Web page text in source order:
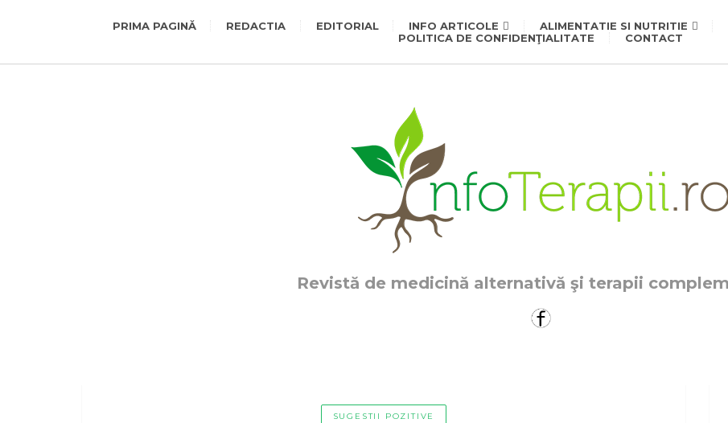
PRIMA PAGINĂ REDACTIA EDITORIAL INFO ARTICOLE ALIMENTATIE SI NUTRITIE
POLITICA DE CONFIDENŢIALITATE
CONTACT
Revistă de medicină alternativă şi terapii
SUGESTII POZITIVE